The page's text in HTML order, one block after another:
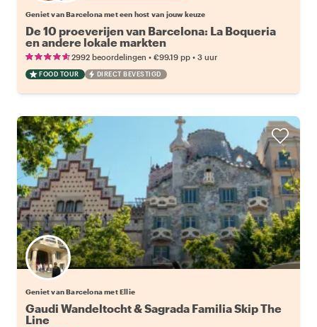
Geniet van Barcelona met een host van jouw keuze
De 10 proeverijen van Barcelona: La Boqueria
en andere lokale markten
2992 beoordelingen • €99.19 pp • 3 uur
FOOD TOUR DIRECT BEVESTIGD
Geniet van Barcelona met Ellie
Gaudi Wandeltocht & Sagrada Familia Skip The
Line